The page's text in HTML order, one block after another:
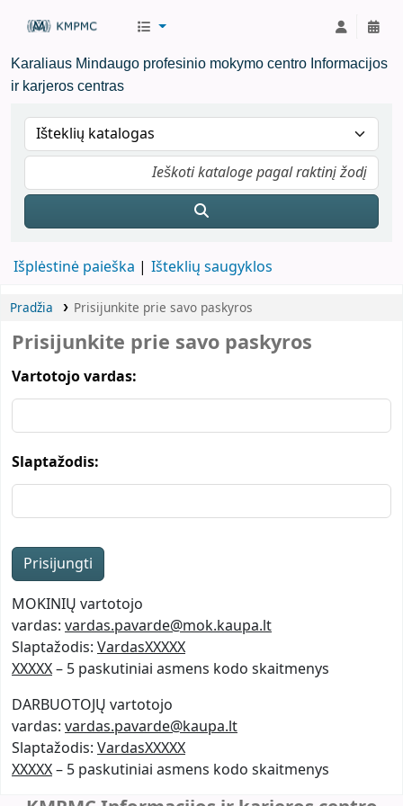
Karaliaus Mindaugo profesinio mokymo centro Informacijos
ir karjeros centras
Išplėstinė paieška Išteklių saugyklos
Pradžia Prisijunkite prie savo paskyros
Prisijunkite prie savo paskyros
Vartotojo vardas:
Slaptažodis:
MOKINIŲ vartotojo
vardas: vardas.pavarde@mok.kaupa.lt
Slaptažodis: VardasXXXXX
XXXXX– 5 paskutiniai asmens kodo skaitmenys
DARBUOTOJŲ vartotojo
vardas: vardas.pavarde@kaupa.lt
Slaptažodis: VardasXXXXX
XXXXX– 5 paskutiniai asmens kodo skaitmenys